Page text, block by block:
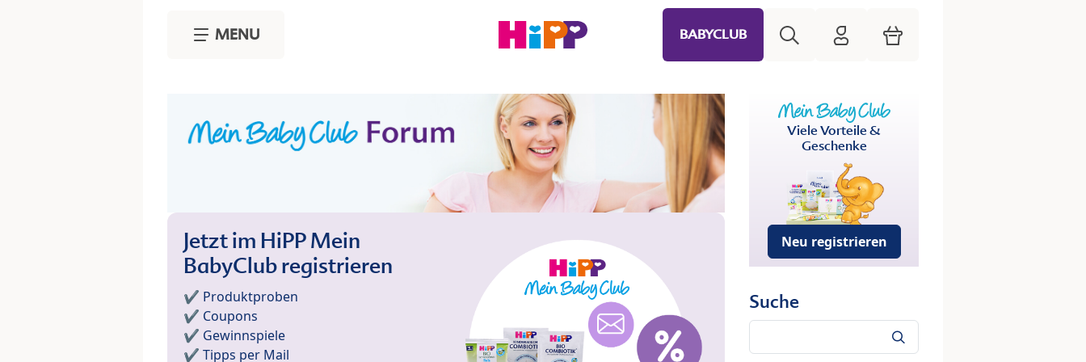
MENU BABYCLUB HiPP Mein Babyclub
Warenkorb
Jetzt im HiPP Mein
BabyClub registrieren
✔️ Produktproben
✔️ Coupons
✔️ Gewinnspiele
✔️ Tipps per Mail
Viele Vorteile &
Geschenke
Neu registrieren
Suche